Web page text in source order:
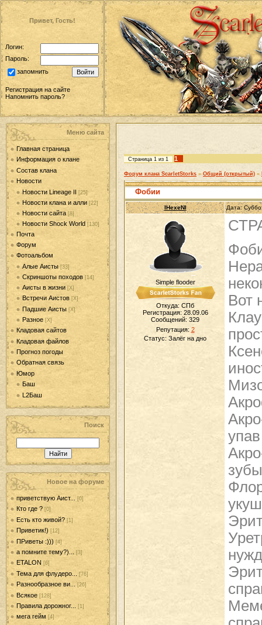
Привет, Гость!
Логин:
Пароль:
запомнить
Регистрация на сайте
Напомнить пароль?
Меню сайта
Главная страница
Информация о клане
Состав клана
Новости
Новости Lineage II [25]
Новости клана и алли [22]
Новости сайта [8]
Новости Shock World [130]
Почта
Форум
Фотоальбом
Алые Аисты [33]
Скриншоты походов [14]
Аисты в жизни [Х]
Встречи Аистов [Х]
Падшие Аисты [Х]
Разное [Х]
Кладовая сайтов
Кладовая файлов
Прогноз погоды
Обратная связь
Юмор
Баш
L2Баш
Поиск
Новое на форуме
приветствую Аист... [0]
Кто где ? [0]
Есть кто живой? [1]
Приветик!) [12]
ПРиветы :))) [4]
а помните тему?)... [3]
ETALON [6]
Тема для флудеро... [76]
Разнообразное ви... [26]
Всякое [128]
Правила дорожног... [1]
мега гейм [4]
Страница 1 из 1 1
Форум клана ScarletStorks » Общий (открытый) »
Фобии
IHexeNI Дата:
Simple flooder
Откуда: СПб
Регистрация: 28.09.06
Сообщений: 329
Репутация: 2
Статус: Залёг на дно
Вот